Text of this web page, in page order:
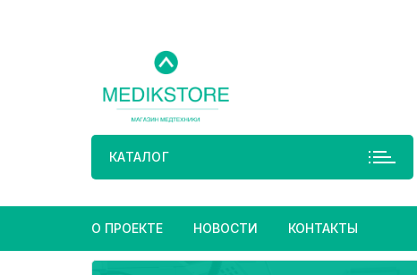
КАТАЛОГ
О ПРОЕКТЕ НОВОСТИ КОНТАКТЫ